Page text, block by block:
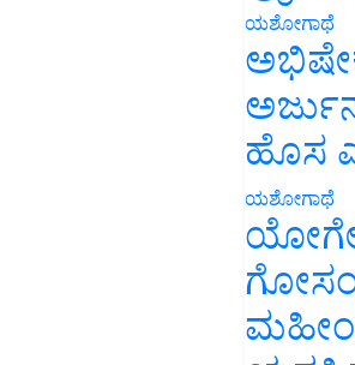
ಯಶೋಗಾಥೆ
ಹೊಸ
ಯಶೋಗಾಥೆ